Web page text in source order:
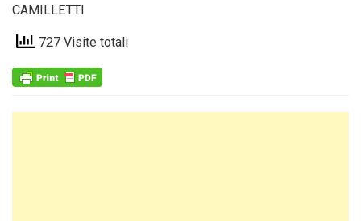
CAMILLETTI
727 Visite totali